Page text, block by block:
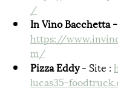
/
In Vino Bacchetta -
https://
m/
Pizza Eddy - Site :
lucas35-